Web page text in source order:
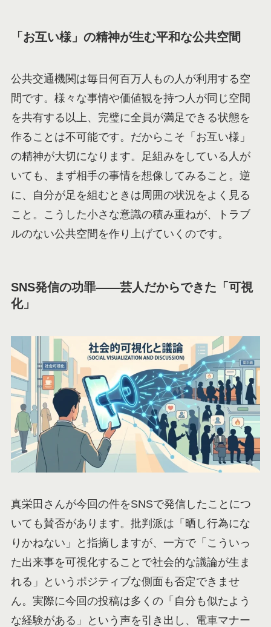
「お互い様」の精神が生む平和な公共空間
公共交通機関は毎日何百万人もの人が利用する空
間です。様々な事情や価値観を持つ人が同じ空間
を共有する以上、完璧に全員が満足できる状態を
作ることは不可能です。だからこそ「お互い様」
の精神が大切になります。足組みをしている人が
いても、まず相手の事情を想像してみること。逆
に、自分が足を組むときは周囲の状況をよく見る
こと。こうした小さな意識の積み重ねが、トラブ
ルのない公共空間を作り上げていくのです。
SNS発信の功罪——芸人だからできた「可視
化」
真栄田さんが今回の件をSNSで発信したことにつ
いても賛否があります。批判派は「晒し行為にな
りかねない」と指摘しますが、一方で「こういっ
た出来事を可視化することで社会的な議論が生ま
れる」というポジティブな側面も否定できませ
ん。実際に今回の投稿は多くの「自分も似たよう
な経験がある」という声を引き出し、電車マナー